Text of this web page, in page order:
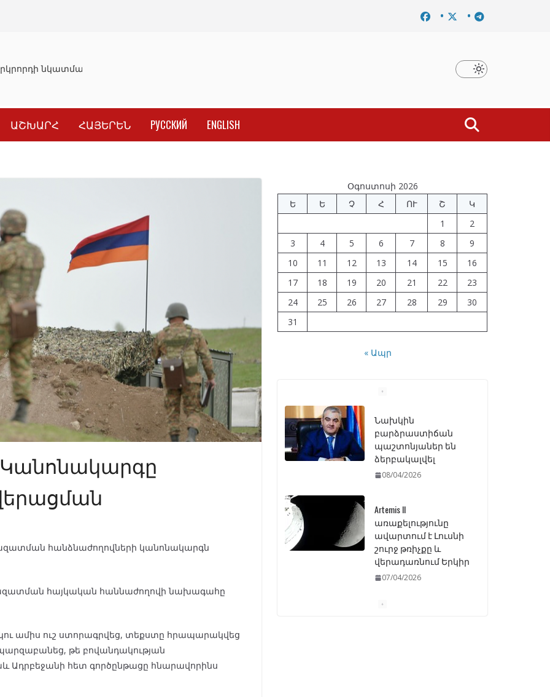
նկատմամբ սահմանափակման վերացման որոշումը Նախկին բարձրաստիճան պաշտոնյաներ են
ԱՇԽԱՐՀ ՀԱՅԵՐԵՆ РУССКИЙ ENGLISH
հանձնաժողովների կանոնակարգն
հայկական հաննաժողովի նախագահը
ամիս ուշ ստորագրվեց, տեքստը հրապարակվեց
թե բովանդակության
Ադրբեջանի հետ գործընթացը հնարավորինս
Օգոստոսի 2026
Ե
Ե Չ Հ ՈՒ Շ
Կ
1
2
3
4 5 6 7 8
9
10
11 12 13 14 15
16
17
18 19 20 21 22
23
24
25 26 27 28 29
30
31
« Ապր
Artemis II
առաքելությունը
ավարտում է Լուսնի
շուրջ թռիչքը և
վերադառնում Երկիր
ԱԺ–ում առաջին
ընթերցմամբ
ընդունվեց
«Ընտրական
օրենսգրքի»